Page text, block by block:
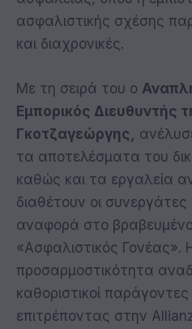
ασφαλιστικής σχέσης
και διαχρονικές.
Με τη σειρά του ο
Εμπορικός Διευθυντής
Γκοτζαγεώργης,
τα αποτελέσματα του
καθώς και τα εργαλεία
διαθέτουν οι συνεργάτες
αναφορά στο
«Ασφαλιστικός Γονέας».
προσαρμοστικότητα
καθοριστικοί παράγοντες
επιτρέποντας στην